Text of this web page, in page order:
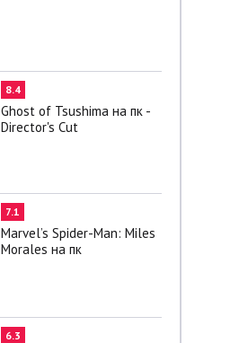
8.4
Ghost of Tsushima на пк -
Director's Cut
7.1
Marvel’s Spider-Man: Miles
Morales на пк
6.3